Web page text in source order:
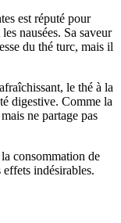
est réputé pour
nausées. Sa saveur
du thé turc, mais il
le thé à la
digestive. Comme la
ne partage pas
consommation de
indésirables.